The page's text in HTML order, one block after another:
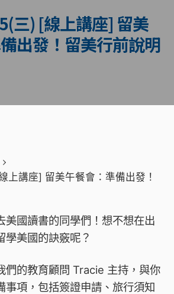
三) [線上講座] 留美
出發！留美行前說明
上講座] 留美午餐會：準備出發！
美國讀書的同學們！想不想在出
學美國的訣竅呢？
們的教育顧問 Tracie 主持，與你
事項，包括簽證申請 、 旅行須知